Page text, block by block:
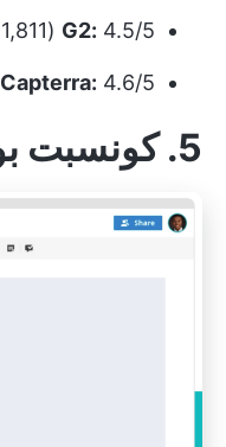
G2: 4.5/5 (1,811+ تقييم)
Capterra: 4.6/5 (1,356+ تقييم)
5. كونسبت بورد